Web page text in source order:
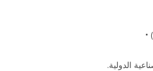
الدولية.